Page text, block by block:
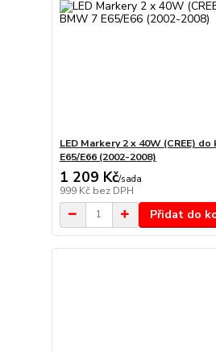
LED Markery 2 x 40W (CREE)
E65/E66 (2002-2008)
1 209 Kč/sada
999 Kč bez DPH
Přidat do